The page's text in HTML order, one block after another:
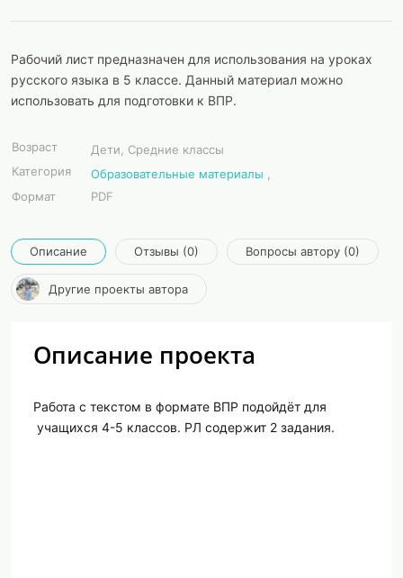
Рабочий лист предназначен для использования на уроках
русского языка в 5 классе. Данный материал можно
использовать для подготовки к ВПР.
Возраст
Дети, Средние классы
Категория
Образовательные материалы
Формат
PDF
Описание Отзывы (0) Вопросы автору (0)
Другие проекты автора
Описание проекта
Работа с текстом в формате ВПР подойдёт для
учащихся 4-5 классов. РЛ содержит 2 задания.